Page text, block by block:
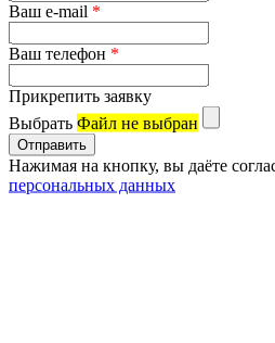
Ваш e-mail *
Ваш телефон *
Прикрепить заявку
Выбрать Файл не выбран
Нажимая на кнопку, вы даёте
персональных данных